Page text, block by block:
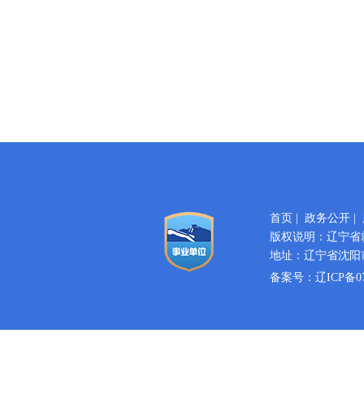
首页 政务公开|
版权说明：辽宁
地址：辽宁省沈
备案号： 辽ICP备